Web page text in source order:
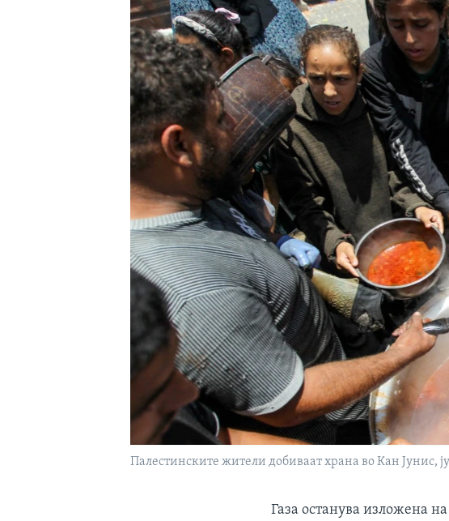
Палестинските жители добиваат храна во Кан Јунис,
Газа останува изложена